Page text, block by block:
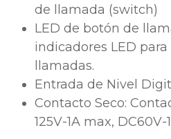
de llamada (switch)
LED de botón de
indicadores LED
llamadas.
Entrada de Nivel
Contacto Seco:
125V-1A max, DC60V-